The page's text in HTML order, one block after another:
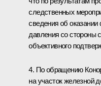
следственных
сведения об оказании
давления со стороны
объективного
4. По обращению
на участок железной